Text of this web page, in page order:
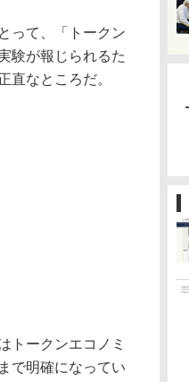
って、「トークン
験が報じられるた
直なところだ。
トークンエコノミ
で明確になってい